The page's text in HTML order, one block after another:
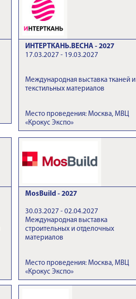
ИНТЕРТКАНЬ.ВЕСНА - 2027
17.03.2027 - 19.03.2027
Международная выставка тканей и
текстильных материалов
Место проведения: Москва, МВЦ
«Крокус Экспо»
MosBuild - 2027
30.03.2027 - 02.04.2027
Международная выставка
строительных и отделочных
материалов
Место проведения: Москва, МВЦ
«Крокус Экспо»